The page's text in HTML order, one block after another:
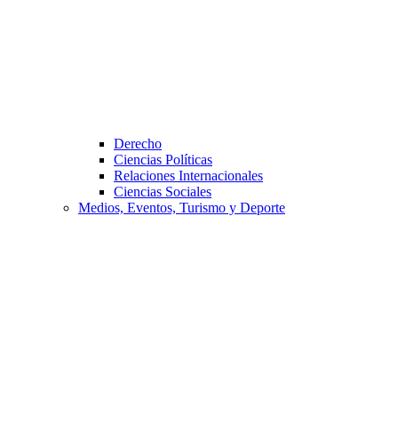
Derecho
Ciencias Políticas
Relaciones Internacionales
Ciencias Sociales
Medios, Eventos, Turismo y Deporte